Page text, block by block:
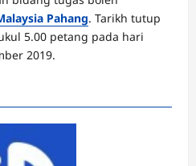
Pahang. Tarikh tutup
5.00 petang pada hari
2019.